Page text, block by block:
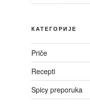
КАТЕГОРИЈЕ
Priče
Recepti
Spicy preporuka